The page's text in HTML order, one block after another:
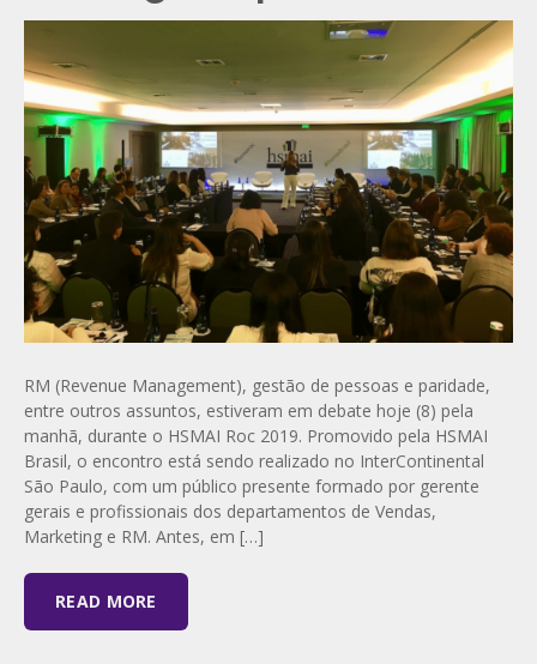
RM (Revenue Management), gestão de pessoas e paridade,
entre outros assuntos, estiveram em debate hoje (8) pela
manhã, durante o HSMAI Roc 2019. Promovido pela HSMAI
Brasil, o encontro está sendo realizado no InterContinental
São Paulo, com um público presente formado por gerente
gerais e profissionais dos departamentos de Vendas,
Marketing e RM. Antes, em […]
READ MORE